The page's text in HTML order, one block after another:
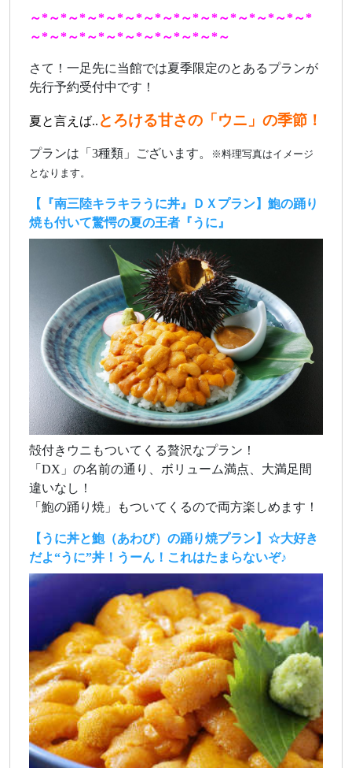
～*～*～*～*～*～*～*～*～*～*～*～*～*～*～*
～*～*～*～*～*～*～*～*～*～*～
さて！一足先に当館では夏季限定のとあるプランが
先行予約受付中です！
夏と言えば.. とろける甘さの「ウニ」の季節！
プランは「3種類」ございます。
※料理写真はイメージ
となります。
【『南三陸キラキラうに丼』ＤＸプラン】鮑の踊り
焼も付いて驚愕の夏の王者『うに』
殻付きウニもついてくる贅沢なプラン！
「DX」の名前の通り、ボリューム満点、大満足間
違いなし！
「鮑の踊り焼」もついてくるので両方楽しめます！
【うに丼と鮑（あわび）の踊り焼プラン】☆大好き
だよ“うに”丼！うーん！これはたまらないぞ♪